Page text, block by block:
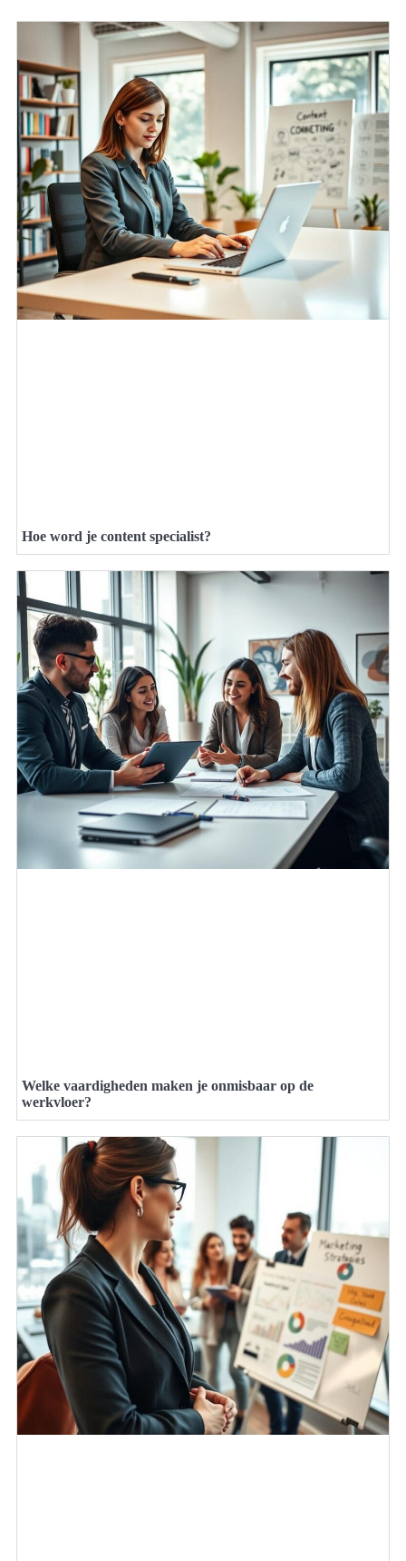
Hoe word je content specialist?
Welke vaardigheden maken je onmisbaar op de
werkvloer?